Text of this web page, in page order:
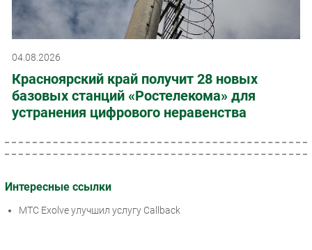
04.08.2026
Красноярский край получит 28 новых
базовых станций «Ростелекома» для
устранения цифрового неравенства
Интересные ссылки
МТС Exolve улучшил услугу Callback